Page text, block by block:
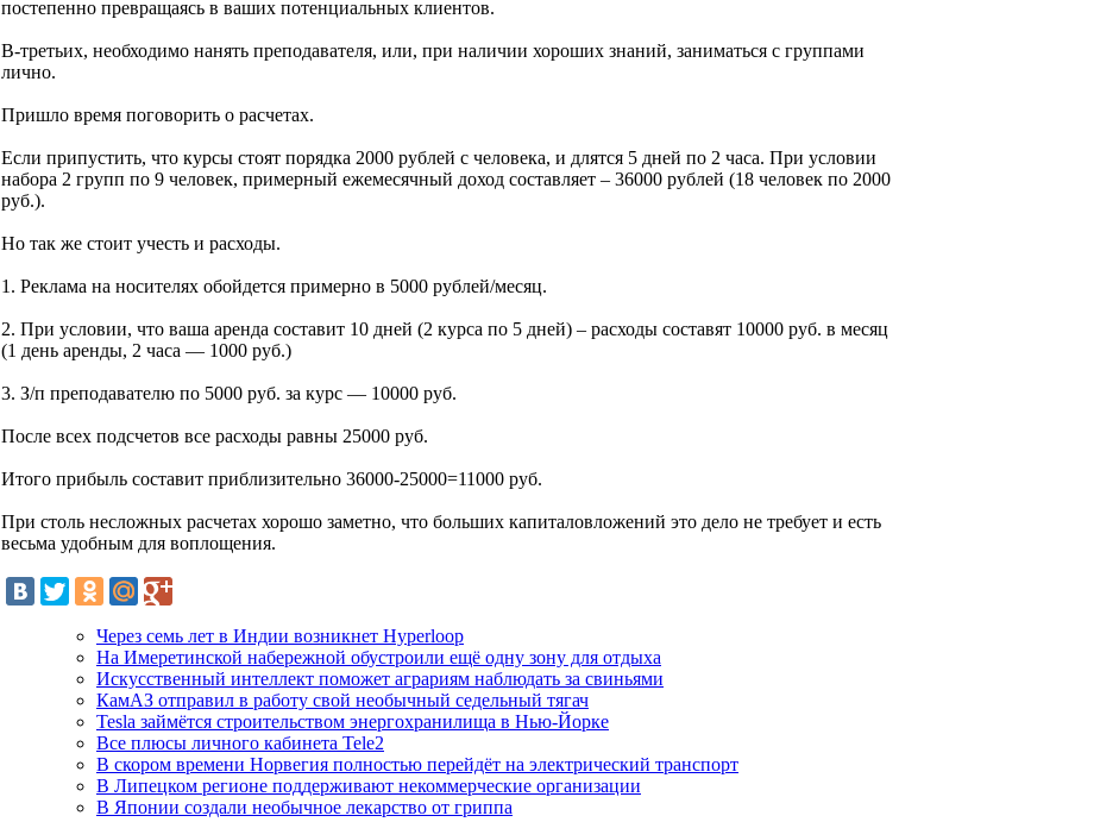
постепенно превращаясь в ваших потенциальных клиентов.
В-третьих, необходимо нанять преподавателя, или, при наличии хороших знаний, заниматься с группами
лично.
Пришло время поговорить о расчетах.
Если припустить, что курсы стоят порядка 2000 рублей с человека, и длятся 5 дней по 2 часа. При условии
набора 2 групп по 9 человек, примерный ежемесячный доход составляет – 36000 рублей (18 человек по 2000
руб.).
Но так же стоит учесть и расходы.
1. Реклама на носителях обойдется примерно в 5000 рублей/месяц.
2. При условии, что ваша аренда составит 10 дней (2 курса по 5 дней) – расходы составят 10000 руб. в месяц
(1 день аренды, 2 часа — 1000 руб.)
3. З/п преподавателю по 5000 руб. за курс — 10000 руб.
После всех подсчетов все расходы равны 25000 руб.
Итого прибыль составит приблизительно 36000-25000=11000 руб.
При столь несложных расчетах хорошо заметно, что больших капиталовложений это дело не требует и есть
весьма удобным для воплощения.
Через семь лет в Индии возникнет Hyperloop
На Имеретинской набережной обустроили ещё одну зону для отдыха
Искусственный интеллект поможет аграриям наблюдать за свиньями
КамАЗ отправил в работу свой необычный седельный тягач
Tesla займётся строительством энергохранилища в Нью-Йорке
Все плюсы личного кабинета Tele2
В скором времени Норвегия полностью перейдёт на электрический транспорт
В Липецком регионе поддерживают некоммерческие организации
В Японии создали необычное лекарство от гриппа